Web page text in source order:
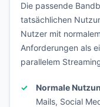
Die passende
tatsächlichen
Nutzer mit
Anforderungen als
parallelem
Normale
Mails, Social